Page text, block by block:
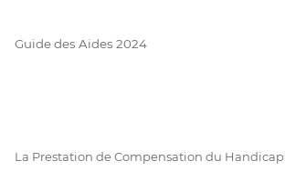
Guide des Aides 2024
La Prestation de Compensation du Handicap